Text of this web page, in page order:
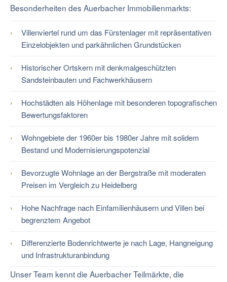
Besonderheiten des Auerbacher Immobilienmarkts:
Villenviertel rund um das Fürstenlager mit repräsentativen
Einzelobjekten und parkähnlichen Grundstücken
Historischer Ortskern mit denkmalgeschützten
Sandsteinbauten und Fachwerkhäusern
Hochstädten als Höhenlage mit besonderen topografischen
Bewertungsfaktoren
Wohngebiete der 1960er bis 1980er Jahre mit solidem
Bestand und Modernisierungspotenzial
Bevorzugte Wohnlage an der Bergstraße mit moderaten
Preisen im Vergleich zu Heidelberg
Hohe Nachfrage nach Einfamilienhäusern und Villen bei
begrenztem Angebot
Differenzierte Bodenrichtwerte je nach Lage, Hangneigung
und Infrastrukturanbindung
Unser Team kennt die Auerbacher Teilmärkte, die